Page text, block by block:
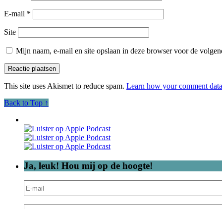
E-mail *
Site
Mijn naam, e-mail en site opslaan in deze browser voor de
This site uses Akismet to reduce spam. Learn how your comment
Back to Top ↑
Ja, leuk! Hou mij op de hoogte!